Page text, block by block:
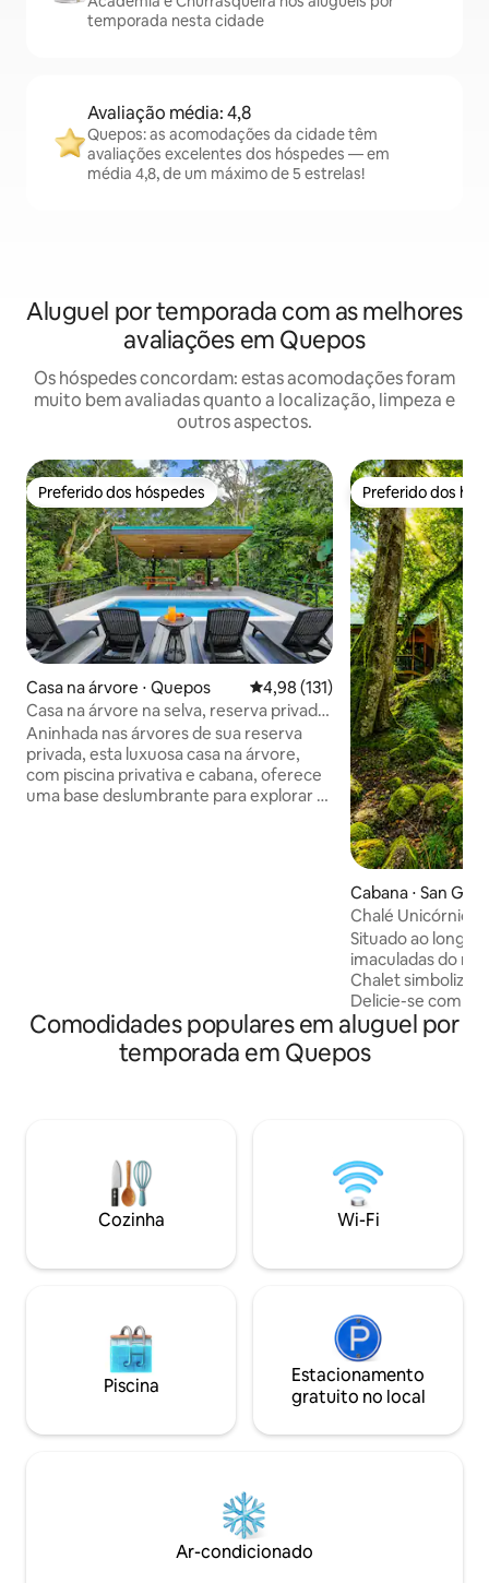
temporada nesta cidade
Avaliação média: 4,8
Quepos: as acomodações da cidade têm
avaliações excelentes dos hóspedes — em
média 4,8, de um máximo de 5 estrelas!
Aluguel por temporada com as melhores
avaliações em Quepos
Os hóspedes concordam: estas acomodações foram
muito bem avaliadas quanto a localização, limpeza e
outros aspectos.
Preferido dos hóspedes
Preferido dos hóspedes
Casa na árvore ⋅ Quepos 4,98 de uma avaliação média de
4,98 (131)
Casa na árvore na selva, reserva privada,
5 minutos até a praia
Aninhada nas árvores de sua reserva
privada, esta luxuosa casa na árvore,
com piscina privativa e cabana, oferece
uma base deslumbrante para explorar o
preguiças, macacos, pássaros exóticos e
Preferido dos
Preferido dos
Cabana ⋅ San
ta
Chalé Unicórnio:
beira do rio!
Situado ao longo
imaculadas do rio
Chalet simboliza
Delicie-se com
aquecidos Serta,
tamanhos king e
uma decoração
iluminação
ambiente
requintado
inigualável à
Comodidades populares em aluguel por
temporada em Quepos
Cozinha Wi-Fi
Piscina
Estacionamento
gratuito no local
Ar-condicionado